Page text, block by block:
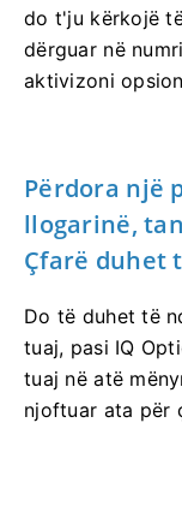
do t'ju kërkojë
dërguar në
aktivizoni
Përdora një
llogarinë,
Çfarë duhet
Do të duhet të
tuaj, pasi IQ
tuaj në atë
njoftuar ata për